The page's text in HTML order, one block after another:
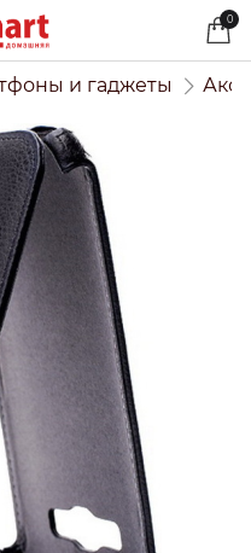
0
и гаджеты